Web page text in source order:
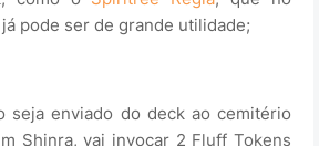
pode ser de grande utilidade;
seja enviado do deck ao cemitério
Shinra, vai invocar 2 Fluff Tokens